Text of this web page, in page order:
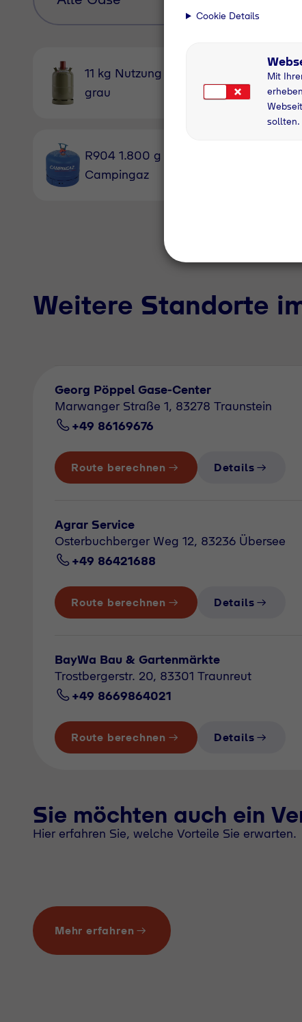
11 kg Nutzung
grau
11 kg
R904 1.800 g
Campingaz
Weitere Standorte
Georg Pöppel Gase-Center
Marwanger Straße 1, 83278 Traunstein
+49 86169676
Route berechnen Details
Agrar Service
Osterbuchberger Weg 12, 83236 Übersee
+49 86421688
Route berechnen Details
BayWa Bau & Gartenmärkte
Trostbergerstr. 20, 83301 Traunreut
+49 8669864021
Route berechnen Details
Sie möchten auch ein
Hier erfahren Sie, welche Vorteile Sie erwarten.
Mehr erfahren
Cookie Details
Mit
sollten.